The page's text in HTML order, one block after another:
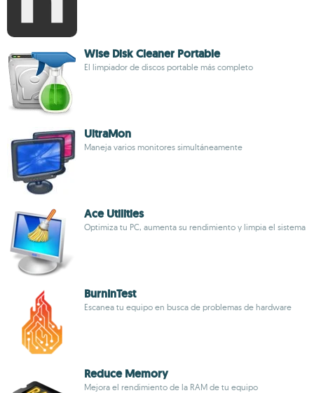
Wise Disk Cleaner Portable
El limpiador de discos portable más completo
UltraMon
Maneja varios monitores simultáneamente
Ace Utilities
Optimiza tu PC, aumenta su rendimiento y limpia el sistema
BurnInTest
Escanea tu equipo en busca de problemas de hardware
Reduce Memory
Mejora el rendimiento de la RAM de tu equipo